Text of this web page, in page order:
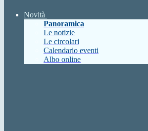
Novità
Panoramica
Le notizie
Le circolari
Calendario eventi
Albo online